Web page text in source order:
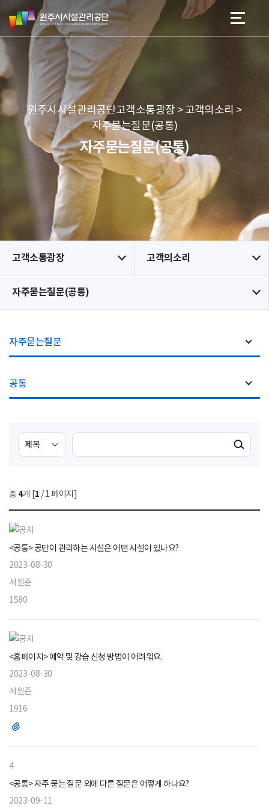
네
이
션
본문 바로가기
메뉴 바로가기
원
주
시
시
설
관
리
공
단
원주시시설관리공단고객소통광장 > 고객의소리 >
자주묻는질문(공통)
자주묻는질문(공통)
고객소통광장 고객의소리
자주묻는질문(공통)
자주묻는질문
공통
검
색
선
택
색
검색실행
총 4개 [1 / 1 페이지]
<공통> 공단이 관리하는 시설은 어떤 시설이 있나요?
2023-08-30
서원준
1580
<홈페이지> 예약 및 강습 신청 방법이 어려워요.
2023-08-30
서원준
1916
파
4
<공통> 자주 묻는 질문 외에 다른 질문은 어떻게 하나요?
2023-09-11